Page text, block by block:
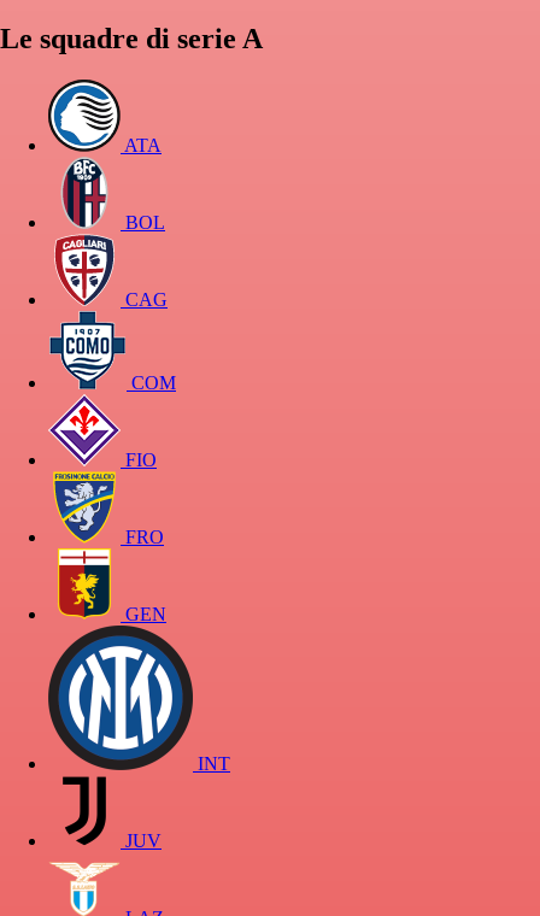
Le squadre di serie A
ATA
BOL
CAG
COM
FIO
FRO
GEN
INT
JUV